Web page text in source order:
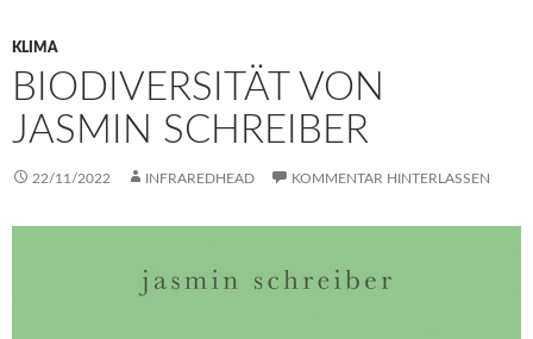
KLIMA
BIODIVERSITÄT VON
JASMIN SCHREIBER
22/11/2022 INFRAREDHEAD KOMMENTAR HINTERLASSEN